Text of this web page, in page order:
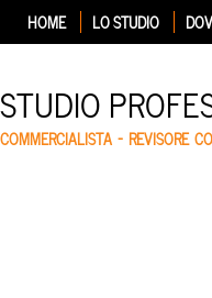
HOME LO STUDIO
STUDIO
COMMERCIALISTA – REVISORE